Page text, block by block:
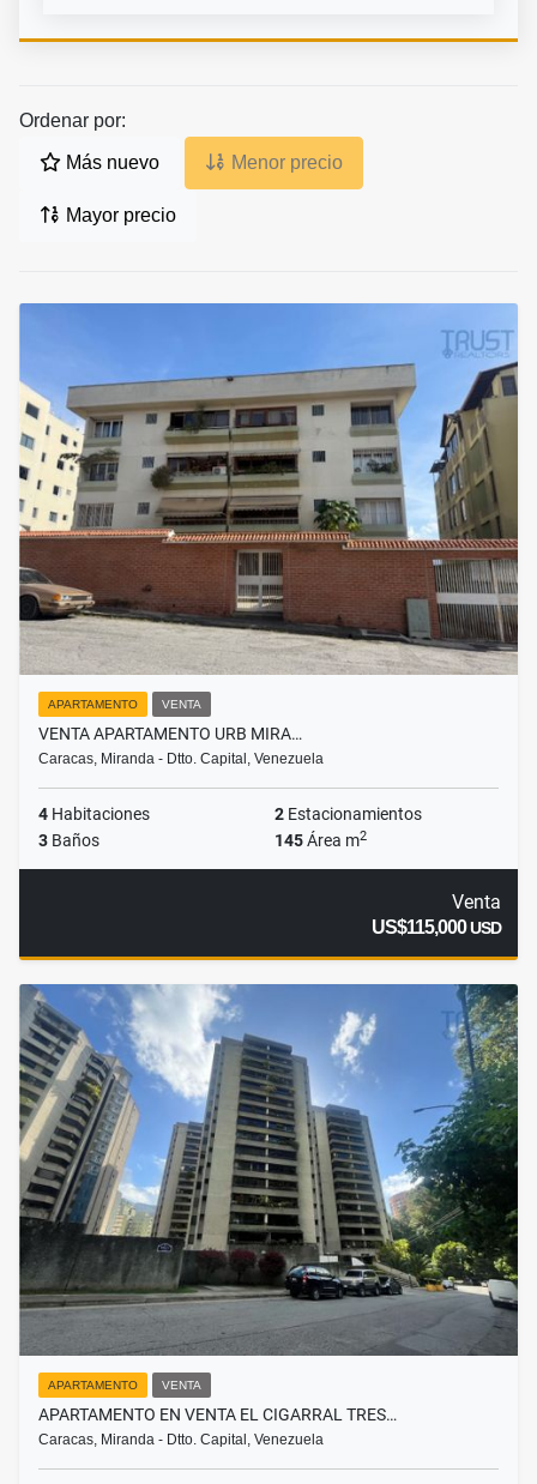
Ordenar por:
Más nuevo Menor precio
Mayor precio
APARTAMENTO VENTA
VENTA APARTAMENTO URB MIRA…
Caracas, Miranda - Dtto. Capital, Venezuela
4 Habitaciones 2 Estacionamientos
3 Baños 145Área m2
Venta
US$115,000USD
APARTAMENTO VENTA
APARTAMENTO EN VENTA EL CIGARRAL TRES…
Caracas, Miranda - Dtto. Capital, Venezuela